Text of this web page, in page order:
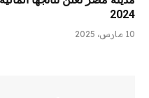
2024
10 مارس، 2025